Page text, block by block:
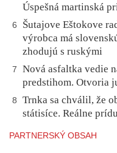
Úspešná martinská
6
Šutajove Eštokove
výrobca má
zhodujú s ruskými
7
Nová asfaltka vedie
predstihom. Otvoria
8
Trnka sa chválil, že
státisíce. Reálne
PARTNERSKÝ OBSAH